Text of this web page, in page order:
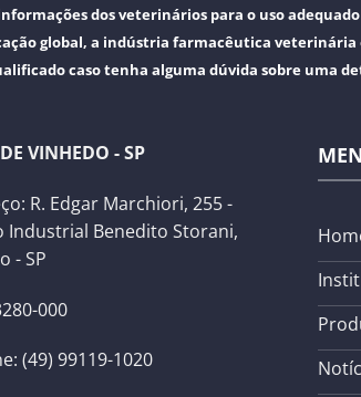
dos veterinários para o uso
global, a indústria farmacêutica
caso tenha alguma dúvida sobre uma
VINHEDO - SP
R. Edgar Marchiori, 255 -
Industrial Benedito Storani,
- SP
000
(49) 99119-1020